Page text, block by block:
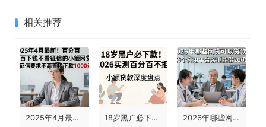
相关推荐
2025年4月最新！百分百下钱不看征信的小额网贷，对征信要求不高直接下款1000元 18岁黑户必下款！2026实测百分百不拒的小额贷款深度盘点 2026年哪些网贷可以贷款？这5个实用平台亲测能借20000！